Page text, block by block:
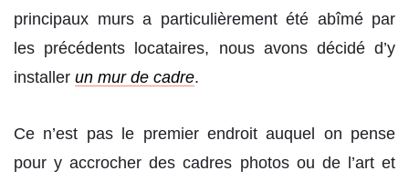
principaux murs a particulièrement été abîmé par
les précédents locataires, nous avons décidé d’y
installer un mur de cadre.
Ce n’est pas le premier endroit auquel on pense
pour y accrocher des cadres photos ou de l’art et